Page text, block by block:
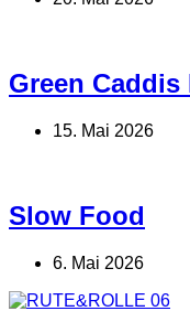
Green Caddis
15. Mai 2026
Slow Food
6. Mai 2026